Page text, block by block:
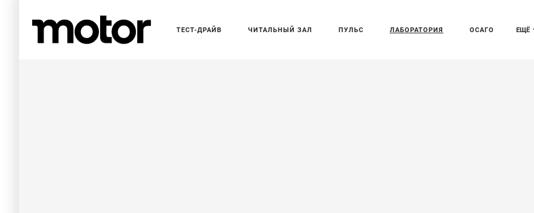
ЕЩЁ
ТЕСТ-ДРАЙВ ЧИТАЛЬНЫЙ ЗАЛ ПУЛЬС ЛАБОРАТОРИЯ ОСАГО